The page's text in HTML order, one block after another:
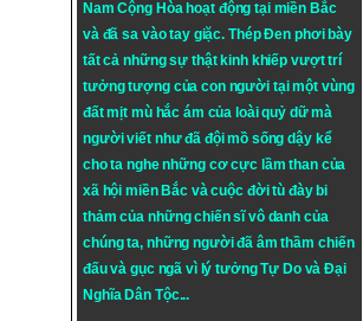
Nam Cộng Hòa hoạt động tại miền Bắc
và đã sa vào tay giặc. Thép Đen phơi bày
tất cả những sự thật kinh khiếp vượt trí
tưởng tượng của con người tại một vùng
đất mịt mù hắc ám của loài quỷ dữ mà
người viết như đã đội mồ sống dậy kể
cho ta nghe những cơ cực lầm than của
xã hội miền Bắc và cuộc đời tù đày bi
thảm của những chiến sĩ vô danh của
chúng ta, những người đã âm thầm chiến
đấu và gục ngã vì lý tưởngTự DovàĐại
Nghĩa Dân Tộc...